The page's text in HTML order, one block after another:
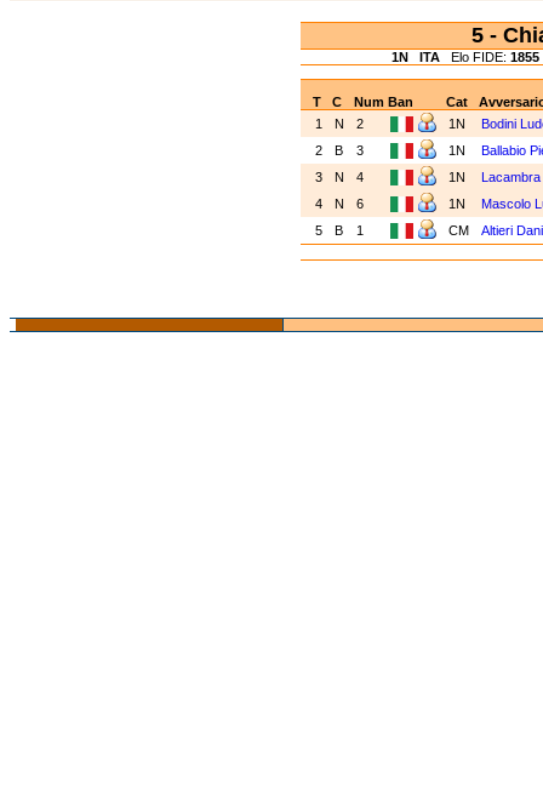
5 -
1N ITA Elo FIDE: 1855
T C NumBan Cat
1
N 2 1N
Bodini
2
B 3 1N
Ballabio
3
N 4 1N
Lacambra
4
N 6 1N
Mascolo
5
B 1 CM Altieri